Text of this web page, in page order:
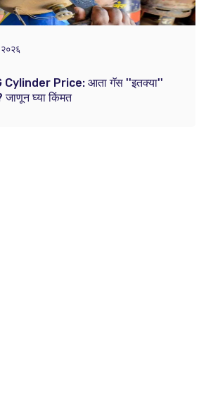
Price: आता गॅस ''इतक्या''
जाणून घ्या किंमत